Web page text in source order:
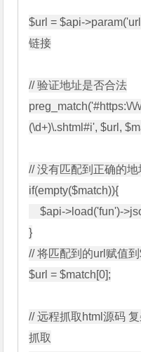
$url = $api-
链接
// 验证地址是否合法
preg_match('#https:\/
(\d+)\.shtml#i', $url,
// 没有匹配到正确的
if(empty($match)){
    $api->load('fun')->json(0 , '请输入正确的url地址');
}
// 将匹配到的url赋值到
$url = $match[0];
// 远程抓取html源码
抓取